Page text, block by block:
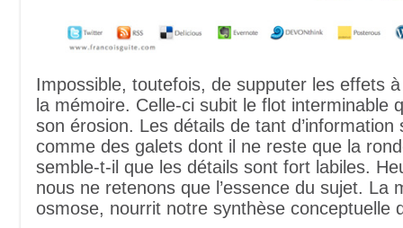
Impossible, toutefois, de supputer les effets
la mémoire. Celle-ci subit le flot interminable
son érosion. Les détails de tant d’information
comme des galets dont il ne reste que la
semble-t-il que les détails sont fort labiles.
nous ne retenons que l’essence du sujet. La
osmose, nourrit notre synthèse conceptuelle